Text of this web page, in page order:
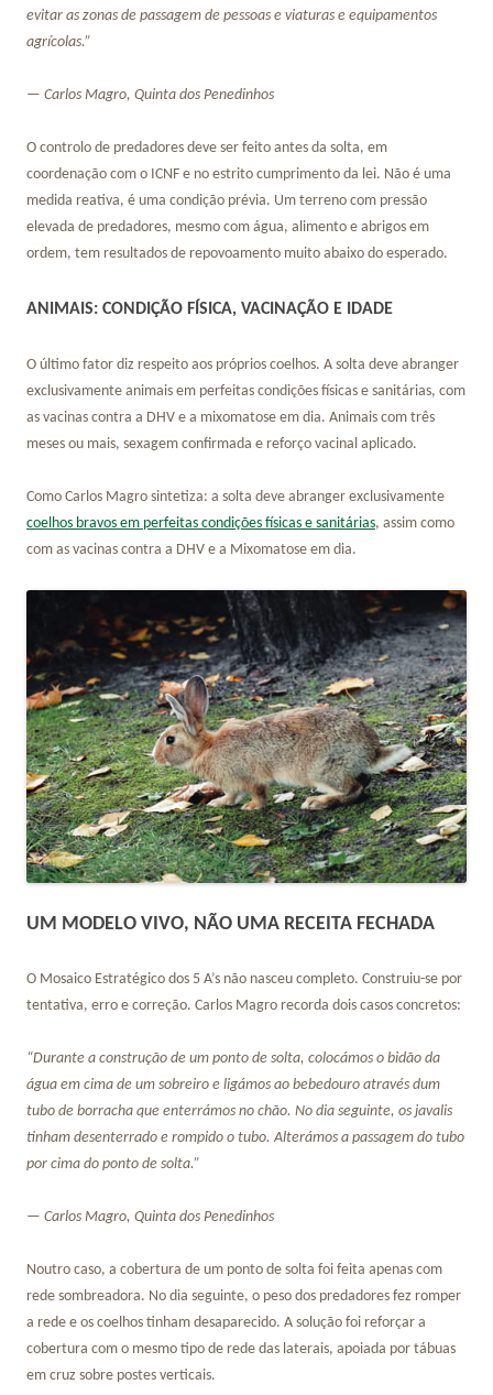
evitar as zonas de passagem de pessoas e viaturas e equipamentos
agrícolas.”
— Carlos Magro, Quinta dos Penedinhos
O controlo de predadores deve ser feito antes da solta, em
coordenação com o ICNF e no estrito cumprimento da lei. Não é uma
medida reativa, é uma condição prévia. Um terreno com pressão
elevada de predadores, mesmo com água, alimento e abrigos em
ordem, tem resultados de repovoamento muito abaixo do esperado.
ANIMAIS: CONDIÇÃO FÍSICA, VACINAÇÃO E IDADE
O último fator diz respeito aos próprios coelhos. A solta deve abranger
exclusivamente animais em perfeitas condições físicas e sanitárias, com
as vacinas contra a DHV e a mixomatose em dia. Animais com três
meses ou mais, sexagem confirmada e reforço vacinal aplicado.
Como Carlos Magro sintetiza: a solta deve abranger exclusivamente
coelhos bravos em perfeitas condições físicas e sanitárias, assim como
com as vacinas contra a DHV e a Mixomatose em dia.
UM MODELO VIVO, NÃO UMA RECEITA FECHADA
O Mosaico Estratégico dos 5 A’s não nasceu completo. Construiu-se por
tentativa, erro e correção. Carlos Magro recorda dois casos concretos:
“Durante a construção de um ponto de solta, colocámos o bidão da
água em cima de um sobreiro e ligámos ao bebedouro através dum
tubo de borracha que enterrámos no chão. No dia seguinte, os javalis
tinham desenterrado e rompido o tubo. Alterámos a passagem do tubo
por cima do ponto de solta.”
— Carlos Magro, Quinta dos Penedinhos
Noutro caso, a cobertura de um ponto de solta foi feita apenas com
rede sombreadora. No dia seguinte, o peso dos predadores fez romper
a rede e os coelhos tinham desaparecido. A solução foi reforçar a
cobertura com o mesmo tipo de rede das laterais, apoiada por tábuas
em cruz sobre postes verticais.